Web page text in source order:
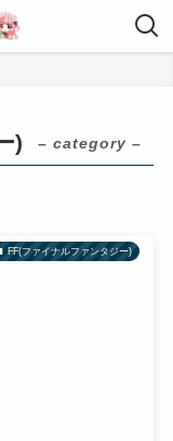
) – category –
FF(ファイナルファンタジー)